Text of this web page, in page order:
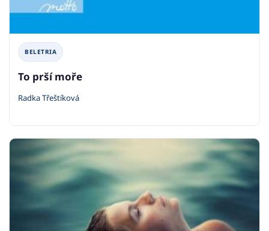
BELETRIA
To prší moře
Radka Třeštíková